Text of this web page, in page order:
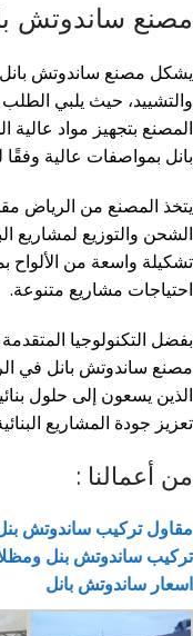
مصنع ساندوتش
يشكل مصنع ساندوتش بانل
والتشييد، حيث يلبي الطلب
المصنع بتجهيز مواد عالية
بانل بمواصفات عالية وفقًا
يتخذ المصنع من الرياض
الشحن والتوزيع لمشاريع
تشكيلة واسعة من الألواح
احتياجات مشاريع متنوعة.
بفضل التكنولوجيا
مصنع ساندوتش بانل في
الذين يسعون إلى حلول
تعزيز جودة المشاريع
من أعمالنا :
مقاول تركيب ساندوتش
تركيب ساندوتش بنل
اسعار ساندوتش بانل